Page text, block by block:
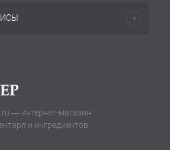
— интернет-магазин
и ингредиентов.